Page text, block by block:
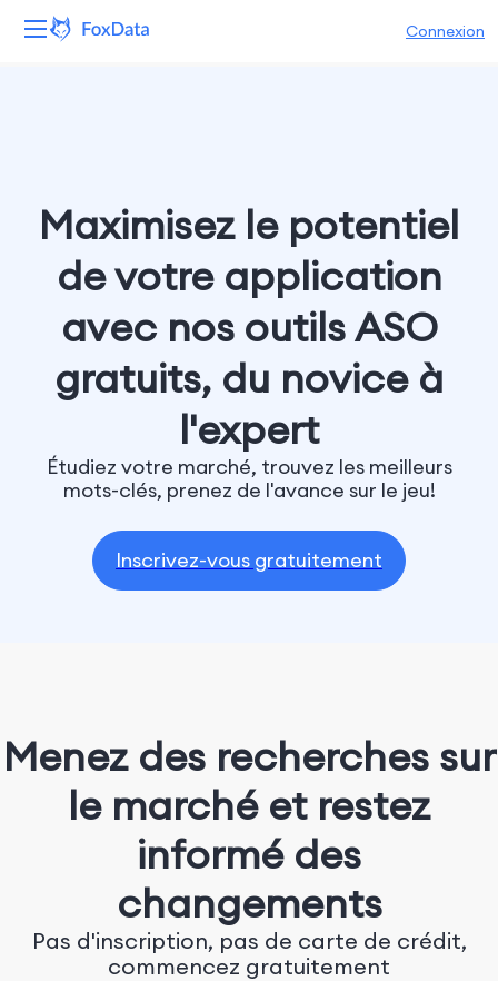
Connexion
Solutions
Ressources
Tarifs
Entreprise
Maximisez le potentiel
de votre application
avec nos outils ASO
gratuits, du novice à
l'expert
Étudiez votre marché, trouvez les meilleurs
mots-clés, prenez de l'avance sur le jeu!
Inscrivez-vous gratuitement
Menez des recherches sur
le marché et restez
informé des
changements
Pas d'inscription, pas de carte de crédit,
commencez gratuitement